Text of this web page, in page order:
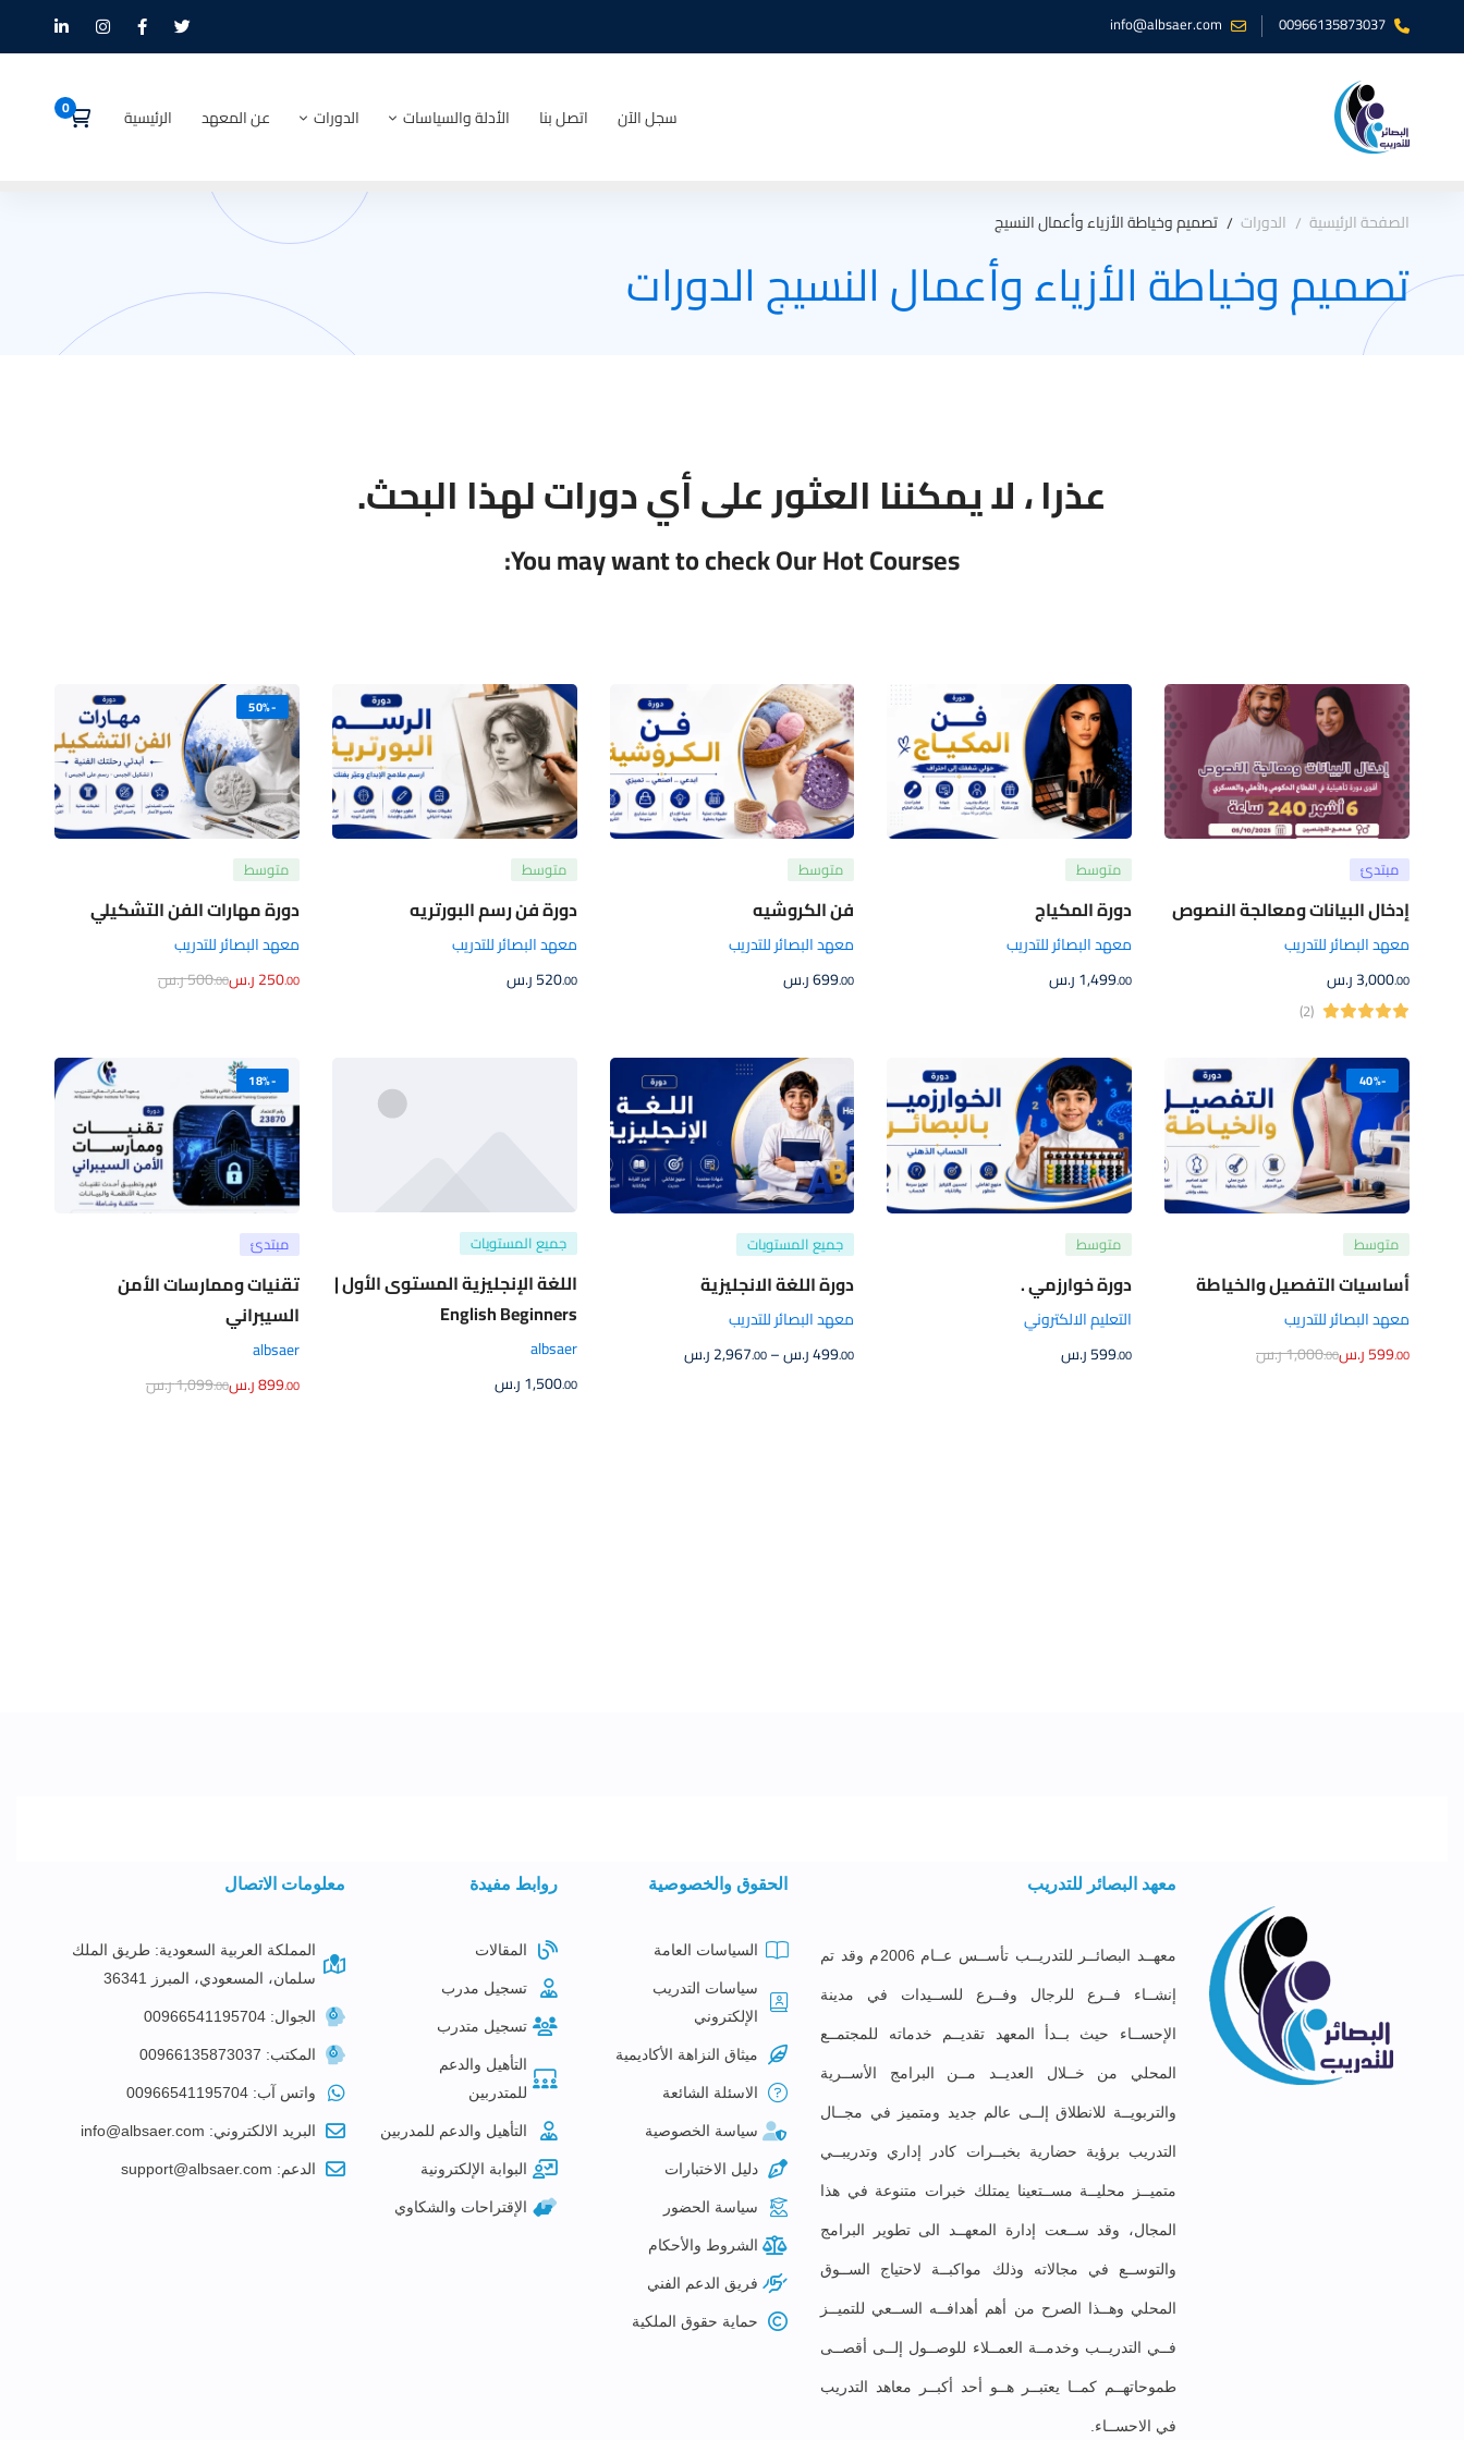
00966135873037
info@albsaer.com
سجل الآن اتصل بنا الأدلة والسياسات الدورات عن المعهد الرئيسية
الصفحة الرئيسية الدورات تصميم وخياطة الأزياء وأعمال النسيج
تصميم وخياطة الأزياء وأعمال النسيج الدورات
عذرا ، لا يمكننا العثور على أي دورات لهذا البحث.
You may want to check Our Hot Courses:
مبتدئ
إدخال البيانات ومعالجة النصوص
معهد البصائر للتدريب
3,000.00 ر.س
(2)
متوسط
دورة المكياج
معهد البصائر للتدريب
1,499.00 ر.س
متوسط
فن الكروشيه
معهد البصائر للتدريب
699.00 ر.س
متوسط
دورة فن رسم البورتريه
معهد البصائر للتدريب
520.00 ر.س
-50%
متوسط
دورة مهارات الفن التشكيلي
معهد البصائر للتدريب
250.00 ر.س 500.00 ر.س
-40%
متوسط
أساسيات التفصيل والخياطة
معهد البصائر للتدريب
599.00 ر.س 1,000.00 ر.س
متوسط
دورة خوارزمي .
التعليم الالكتروني
599.00 ر.س
جميع المستويات
دورة اللغة الانجليزية
معهد البصائر للتدريب
499.00 ر.س–
2,967.00 ر.س
جميع المستويات
اللغة الإنجليزية المستوى الأول |
English Beginners
albsaer
1,500.00 ر.س
-18%
مبتدئ
تقنيات وممارسات الأمن
السيبراني
albsaer
899.00 ر.س 1,099.00 ر.س
معهد البصائر للتدريب
معهــد البصائــر للتدريــب تأســس عــام 2006م وقد تم
إنشــاء فــرع للرجال وفــرع للســيدات في مدينة
الإحســاء حيث بــدأ المعهد تقديــم خدماته للمجتمــع
المحلي من خــلال العديــد مــن البرامج الأســرية
والتربويــة للانطلاق إلــى عالم جديد ومتميز في مجــال
التدريب برؤية حضارية بخبــرات كادر إداري وتدريبــي
متميــز محليــة مســتعينا يمتلك خبرات متنوعة في هذا
المجال، وقد ســعت إدارة المعهــد الى تطوير البرامج
والتوســع في مجالاته وذلك مواكبــة لاحتياج الســوق
المحلي وهــذا الصرح من أهم أهدافــه الســعي للتميــز
فــي التدريــب وخدمــة العمــلاء للوصــول إلــى أقصــى
طموحاتهــم كمــا يعتبــر هــو أحد أكبــر معاهد التدريب
في الاحســاء.
الحقوق والخصوصية
السياسات العامة
سياسات التدريب
الإلكتروني
ميثاق النزاهة الأكاديمية
الاسئلة الشائعة
سياسة الخصوصية
دليل الاختبارات
سياسة الحضور
الشروط والأحكام
فريق الدعم الفني
حماية حقوق الملكية
روابط مفيدة
المقالات
تسجيل مدرب
تسجيل متدرب
التأهيل والدعم
للمتدربين
التأهيل والدعم للمدربين
البوابة الإلكترونية
الإقتراحات والشكاوي
معلومات الاتصال
المملكة العربية السعودية: طريق الملك
سلمان، المسعودي، المبرز 36341
الجوال: 00966541195704
المكتب: 00966135873037
واتس آب: 00966541195704
البريد الالكتروني: info@albsaer.com
الدعم: support@albsaer.com